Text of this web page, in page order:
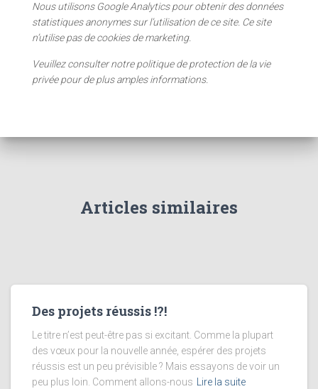
Nous utilisons Google Analytics pour obtenir des données
statistiques anonymes sur l’utilisation de ce site. Ce site
n’utilise pas de cookies de marketing.
Veuillez consulter notre politique de protection de la vie
privée pour de plus amples informations.
Articles similaires
Des projets réussis !?!
Le titre n’est peut-être pas si excitant. Comme la plupart
des vœux pour la nouvelle année, espérer des projets
réussis est un peu prévisible ? Mais essayons de voir un
peu plus loin. Comment allons-nous
Lire la suite